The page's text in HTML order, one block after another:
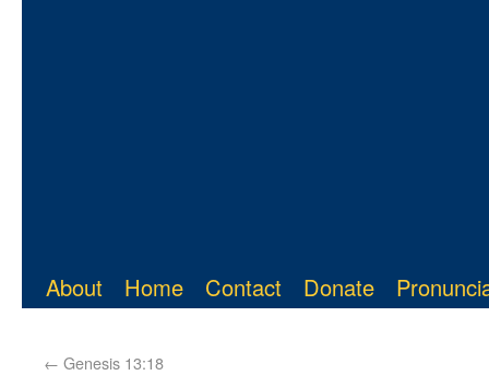
About Home Contact Donate
← Genesis 13:18